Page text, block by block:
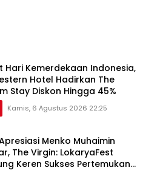
Hari Kemerdekaan Indonesia,
Hotel Hadirkan The
Stay Diskon Hingga 45%
Kamis, 6 Agustus 2026 22:25
Menko Muhaimin
Virgin: LokaryaFest
Keren Sukses Pertemukan